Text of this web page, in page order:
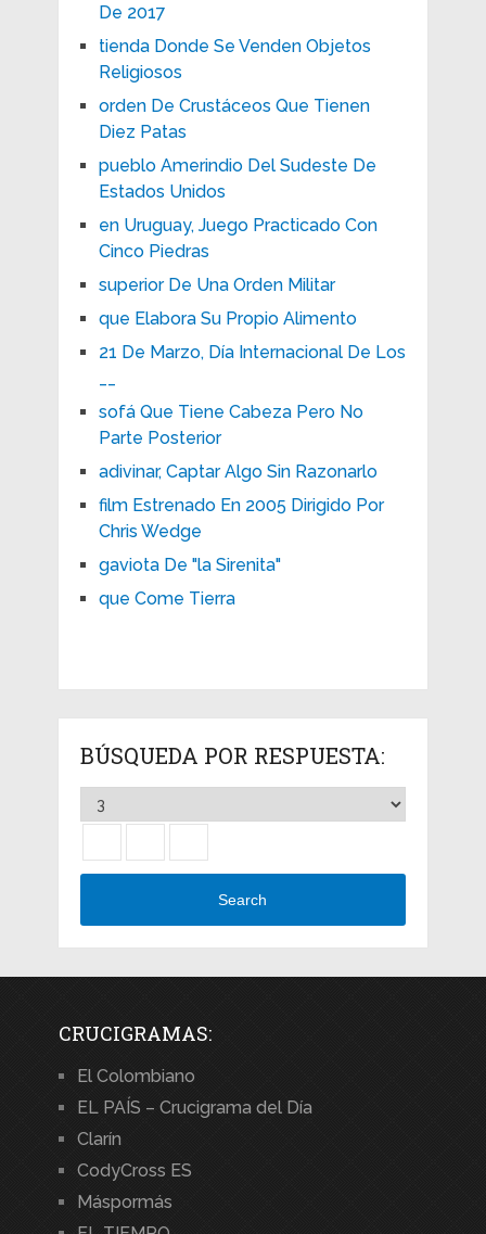
De 2017
tienda Donde Se Venden Objetos
Religiosos
orden De Crustáceos Que Tienen
Diez Patas
pueblo Amerindio Del Sudeste De
Estados Unidos
en Uruguay, Juego Practicado Con
Cinco Piedras
superior De Una Orden Militar
que Elabora Su Propio Alimento
21 De Marzo, Día Internacional De Los
sofá Que Tiene Cabeza Pero No
Parte Posterior
adivinar, Captar Algo Sin Razonarlo
film Estrenado En 2005 Dirigido Por
Chris Wedge
gaviota De "la Sirenita"
que Come Tierra
BÚSQUEDA POR RESPUESTA:
Search
CRUCIGRAMAS:
El Colombiano
EL PAÍS – Crucigrama del Día
Clarín
CodyCross ES
Máspormás